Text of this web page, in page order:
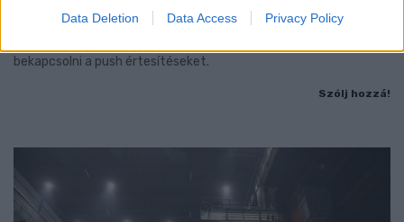
Data Deletion Data Access Privacy Policy
Az alpolgármester szerint a rendkívüli kánikula a
bekapcsolni a push értesítéseket.
Szólj hozzá!